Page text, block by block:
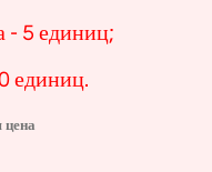
- 5 единиц;
единиц.
цена